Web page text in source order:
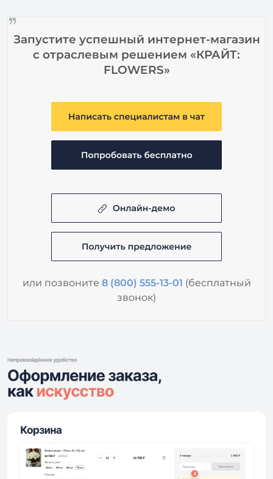
Запустите успешный интернет-магазин
с отраслевым решением «КРАЙТ:
FLOWERS»
или позвоните 8 (800) 555-13-01 (бесплатный
звонок)